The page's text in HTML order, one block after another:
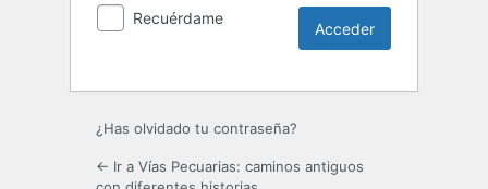
Recuérdame
¿Has olvidado tu contraseña?
← Ir a Vías Pecuarias: caminos antiguos